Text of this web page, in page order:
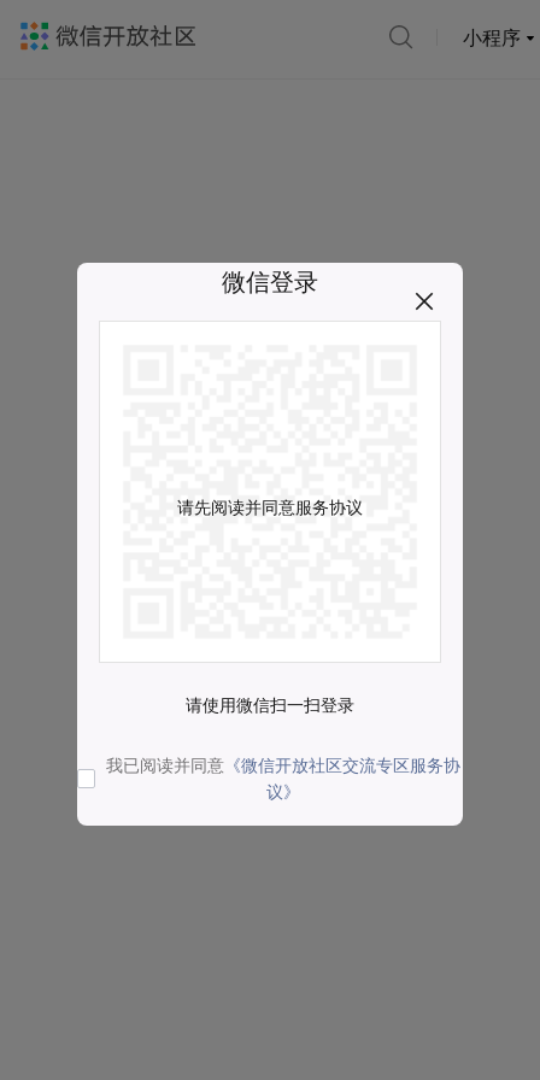
小程序
微信登录
请先阅读并同意服务协议
请使用微信扫一扫登录
我已阅读并同意 《微信开放社区交流专区服务协
议》